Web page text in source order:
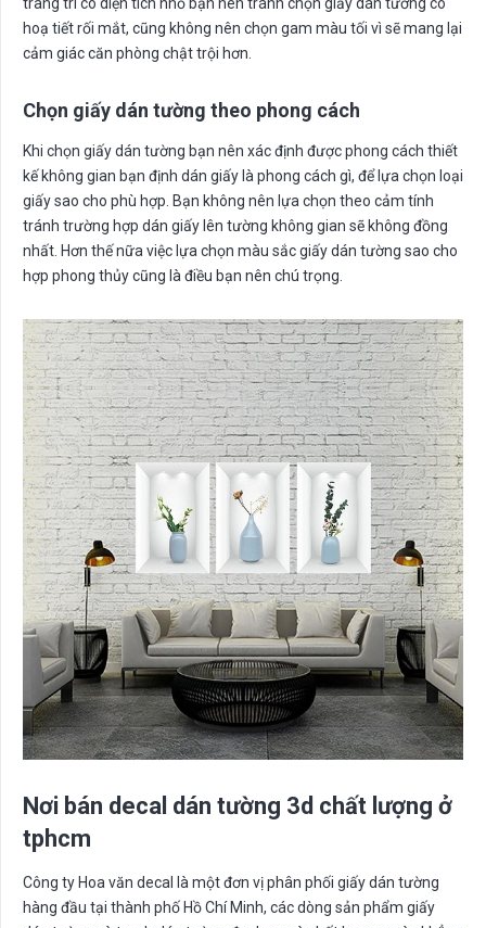
trang trí có diện tích nhỏ bạn nên tránh chọn giấy dán tường có
hoạ tiết rối mắt, cũng không nên chọn gam màu tối vì sẽ mang lại
cảm giác căn phòng chật trội hơn.
Chọn giấy dán tường theo phong cách
Khi chọn giấy dán tường bạn nên xác định được phong cách thiết
kế không gian bạn định dán giấy là phong cách gì, để lựa chọn loại
giấy sao cho phù hợp. Bạn không nên lựa chọn theo cảm tính
tránh trường hợp dán giấy lên tường không gian sẽ không đồng
nhất. Hơn thế nữa việc lựa chọn màu sắc giấy dán tường sao cho
hợp phong thủy cũng là điều bạn nên chú trọng.
Nơi bán decal dán tường 3d chất lượng ở
tphcm
Công ty Hoa văn decal là một đơn vị phân phối giấy dán tường
hàng đầu tại thành phố Hồ Chí Minh, các dòng sản phẩm giấy